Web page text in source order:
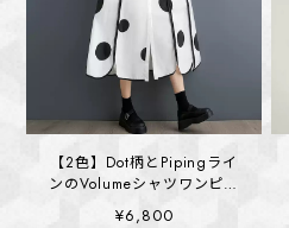
【2色】Dot柄とPipingライ
ンのVolumeシャツワンピー
ス (kai1391)
¥6,800